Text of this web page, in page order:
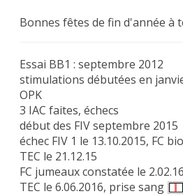
Bonnes fêtes de fin d'année à
Essai BB1 : septembre 2012
stimulations débutées en
OPK
3 IAC faites, échecs
début des FIV septembre 2015
échec FIV 1 le 13.10.2015, FC
TEC le 21.12.15
FC jumeaux constatée le
TEC le 6.06.2016, prise sang